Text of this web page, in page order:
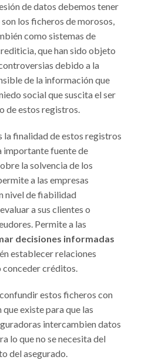
de datos debemos tener
son los ficheros de morosos,
como sistemas de
que han sido objeto
debido a la
de la información que
social que suscita el ser
de estos registros.
la finalidad de estos registros
importante fuente de
la solvencia de los
a las empresas
nivel de fiabilidad
a sus clientes o
Permite a las
decisiones informadas
establecer relaciones
conceder créditos.
estos ficheros con
existe para que las
intercambien datos
lo que no se necesita del
del asegurado.